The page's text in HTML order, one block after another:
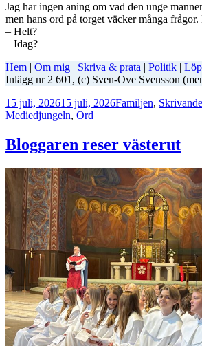
Jag har ingen aning om vad den unge
men hans ord på torget väcker många frågor.
– Helt?
– Idag?
Hem | Om mig | Skriva & prata | Politik |
Inlägg nr 2 601, (c) Sven-Ove Svensson
Postat
15 juli, 202615 juli, 2026Kategorier
Familjen, Skrivande
Mediedjungeln, Ord
Bloggaren reser västerut